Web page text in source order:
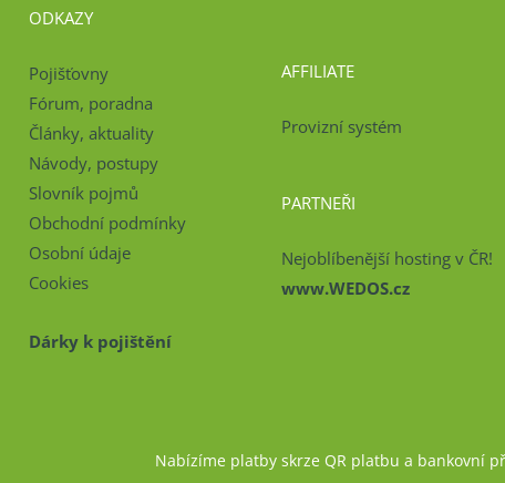
ODKAZY
Pojišťovny
Fórum, poradna
Články, aktuality
Návody, postupy
Slovník pojmů
Obchodní podmínky
Osobní údaje
Cookies
Dárky k pojištění
AFFILIATE
Provizní systém
PARTNEŘI
Nejoblíbenější hosting v ČR!
www.WEDOS.cz
Nabízíme platby skrze QR platbu a bankovní